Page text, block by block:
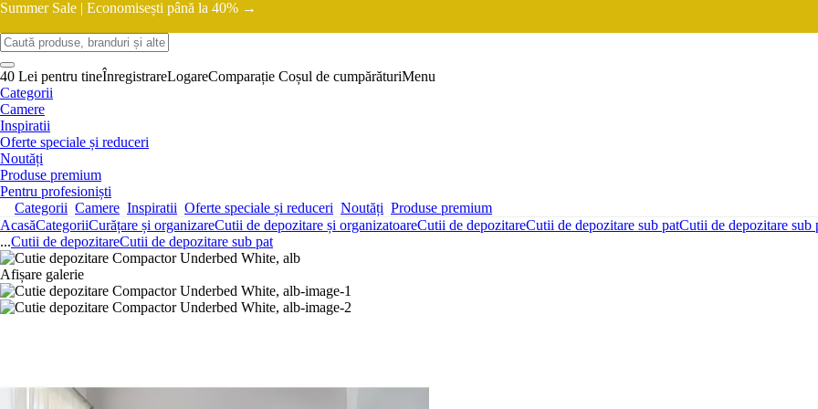
Summer Sale | Economisești până la 40% →
40 Lei pentru tineÎnregistrareLogareComparație Coșul de cumpărăturiMenu
Categorii
Camere
Inspiratii
Oferte speciale și reduceri
Noutăți
Produse premium
Pentru profesioniști
Categorii Camere Inspiratii Oferte speciale și reduceri Noutăți Produse premium
AcasăCategoriiCurățare și organizareCutii de depozitare și organizatoareCutii de depozitareCutii de depozitare sub patCutii de depozitare sub
...Cutii de depozitareCutii de depozitare sub pat
Afișare galerie